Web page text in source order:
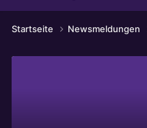
Startseite Newsmeldungen